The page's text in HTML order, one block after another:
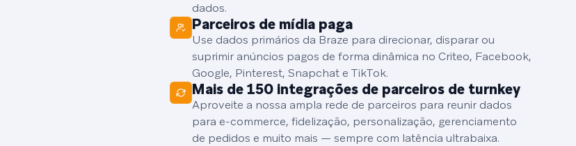
dados.
Parceiros de mídia paga
Use dados primários da Braze para direcionar, disparar ou
suprimir anúncios pagos de forma dinâmica no Criteo, Facebook,
Google, Pinterest, Snapchat e TikTok.
Mais de 150 integrações de parceiros de turnkey
Aproveite a nossa ampla rede de parceiros para reunir dados
para e-commerce, fidelização, personalização, gerenciamento
de pedidos e muito mais — sempre com latência ultrabaixa.